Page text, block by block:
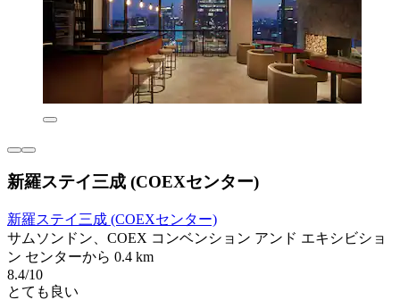
新羅ステイ三成 (COEXセンター)
新羅ステイ三成 (COEXセンター)
サムソンドン、COEX コンベンション アンド エキシビショ
ン センターから 0.4 km
8.4/10
とても良い